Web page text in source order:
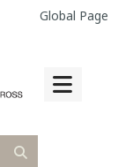
Global Page